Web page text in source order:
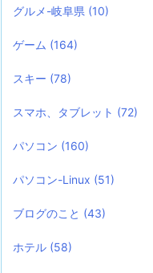
グルメ-岐阜県 (10)
ゲーム (164)
スキー (78)
スマホ、タブレット (72)
パソコン (160)
パソコン-Linux (51)
ブログのこと (43)
ホテル (58)